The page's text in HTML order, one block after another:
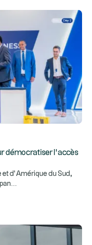
démocratiser l’accès
d’Amérique du Sud,